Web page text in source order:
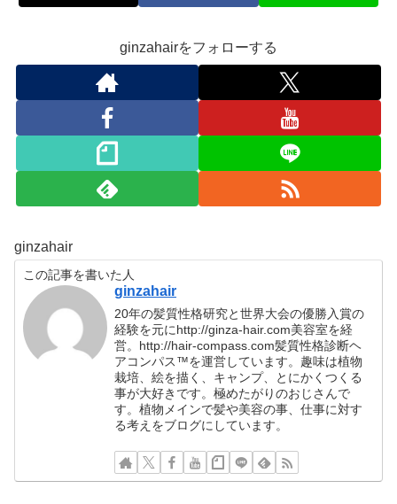
ginzahairをフォローする
ginzahair
この記事を書いた人
ginzahair
20年の髪質性格研究と世界大会の優勝入賞の
経験を元にhttp://ginza-hair.com美容室を経
営。http://hair-compass.com髪質性格診断ヘ
アコンパス™︎を運営しています。趣味は植物
栽培、絵を描く、キャンプ、とにかくつくる
事が大好きです。極めたがりのおじさんで
す。植物メインで髪や美容の事、仕事に対す
る考えをブログにしています。